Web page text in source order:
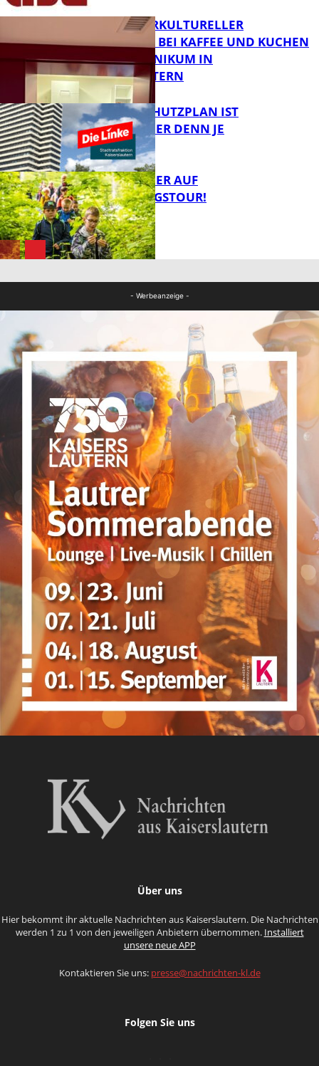
FB News
FB Gesundheit
NEUER INTERKULTURELLER
TREFFPUNKT BEI KAFFEE UND KUCHEN
IM PFALZKLINIKUM IN
KAISERSLAUTERN
FB News
EIN HITZESCHUTZPLAN IST
NOTWENDIGER DENN JE
MIT DEM JÄGER AUF
ENTDECKUNGSTOUR!
- Werbeanzeige -
Über uns
Hier bekommt ihr aktuelle Nachrichten aus Kaiserslautern. Die Nachrichten
werden 1 zu 1 von den jeweiligen Anbietern übernommen. Installiert
unsere neue APP
Kontaktieren Sie uns: presse@nachrichten-kl.de
Folgen Sie uns